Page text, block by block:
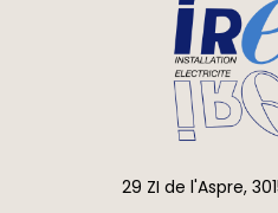
29 ZI de l'Aspre,